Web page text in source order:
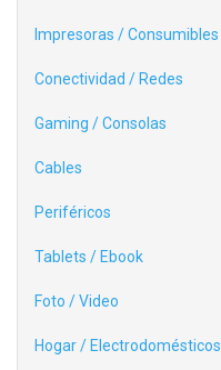
Impresoras / Consumibles
Conectividad / Redes
Gaming / Consolas
Cables
Periféricos
Tablets / Ebook
Foto / Video
Hogar / Electrodomésticos